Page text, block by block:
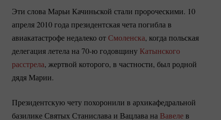
Эти слова Марьи Качиньской стали пророческими. 10
апреля 2010 года президентская чета погибла в
авиакатастрофе недалеко отСмоленска, когда польская
делегация летела на 70-ю годовщину Катынского
расстрела, жертвой которого, в частности, был родной
дядя Марии.
Президентскую чету похоронили в архикафедральной
базилике Святых Станислава и Вацлава на Вавелев